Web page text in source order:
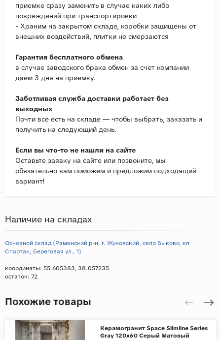
приемке сразу заменить в случае каких либо
повреждений при транспортировки
- Храним на закрытом складе, коробки защищены от
внешних воздействий, плитки не смерзаются
Гарантия бесплатного обмена
в случае заводского брака обмен за счет компании
даем 3 дня на приемку.
Заботливая служба доставки работает без
выходных
Почти все есть на складе — чтобы выбрать, заказать и
получить на следующий день.
Если вы что-то не нашли на сайте
Оставьте заявку на сайте или позвоните, мы
обязательно вам поможем и предложим подходящий
вариант!
Наличие на складах
Основной склад (Раменский р-н, г. Жуковский, село Быково, кп
Спартак, Береговая ул., 1)
координаты: 55.605383, 38.057235
остаток: 72
Похожие товары
Керамогранит Space Slimline Series
Gray 120x60 Серый Матовый